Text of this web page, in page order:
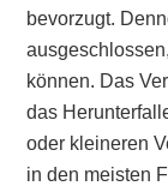
bevorzugt.
können. Das
das
oder kleineren
in den meisten